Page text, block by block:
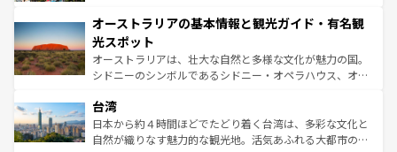
部のニューオーリンズでは、音楽と美食が融合した独特の
文化が魅力。旅行者はアメリカの各地域で異なる魅力を楽
しみながら、その多様性と豊かな歴史を感じることができ
るだろう。車でのロードトリップや列車の旅も、アメリカ
情報は
ワイ島は見逃せない。また、定番の観光地といえばオアフ
島だが、静かな自然を求めるならマウイ島やカウアイ島が
おすすめ。エメラルドグリーンに輝く海をはじめ、豊かな
文化や歴史が息づいている。「アロハスピリット」と呼ば
人々、おいしいローカルフードやハワイアンミュージッ
ク、伝統的なフラダンスなど、すべてがハワイの魅力を彩
っている。訪れるたびに新しい発見と感動が待っているハ
オーストラリアの基本情報と観光ガイド・有名観
光スポット
オーストラリアは、壮大な自然と多様な文化が魅力の国。
シドニーのシンボルであるシドニー・オペラハウス、オー
リアリーフや大陸中央部にそびえるウルル（エアーズロッ
ク）、タスマニアの美しい原生林やケアンズの熱帯雨林な
ど、見どころがたくさん。また、カフェやワイン、オージ
台湾
日本から約４時間ほどでたどり着く台湾は、多彩な文化と
自然が織りなす魅力的な観光地。活気あふれる大都市の台